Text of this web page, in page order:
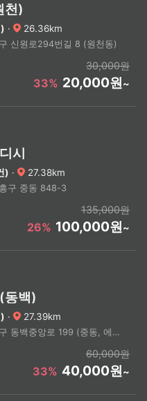
천)
· 26.36km
신원로294번길 8 (원천동)
30,000원
33% 20,000원~
시
) · 27.38km
구 중동 848-3
135,000원
26% 100,000원~
동백)
· 27.39km
경기 용인시 기흥구 동백중앙로 199 (중동, 에이스 프라자)
60,000원
33% 40,000원~